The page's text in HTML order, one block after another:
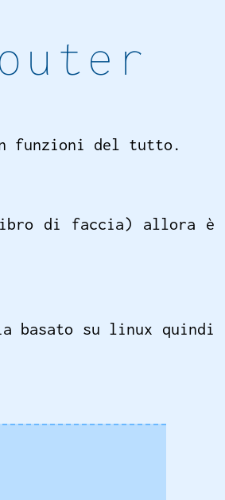
funzioni del tutto.
di faccia) allora è
basato su linux quindi